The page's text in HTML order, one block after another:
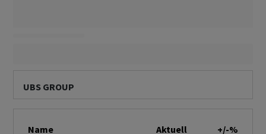
UBS GROUP
Name Aktuell
+/-%